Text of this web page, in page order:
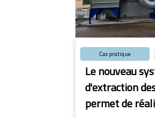
Cas pratique
Le nouveau
d'extraction
permet de